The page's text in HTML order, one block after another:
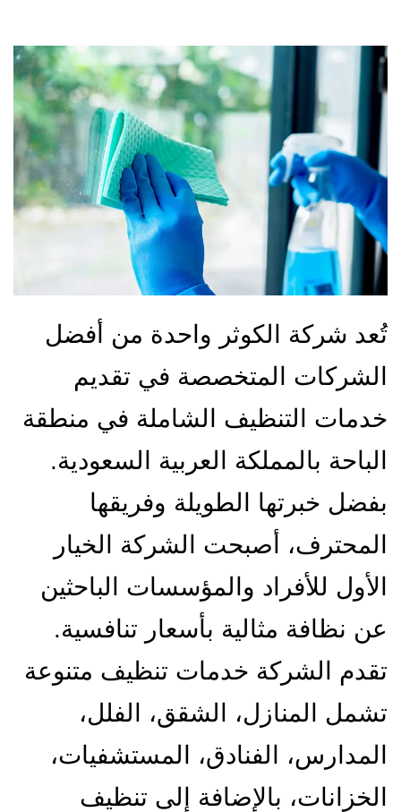
تُعد شركة الكوثر واحدة من أفضل
الشركات المتخصصة في تقديم
خدمات التنظيف الشاملة في منطقة
الباحة بالمملكة العربية السعودية.
بفضل خبرتها الطويلة وفريقها
المحترف، أصبحت الشركة الخيار
الأول للأفراد والمؤسسات الباحثين
عن نظافة مثالية بأسعار تنافسية.
تقدم الشركة خدمات تنظيف متنوعة
تشمل المنازل، الشقق، الفلل،
المدارس، الفنادق، المستشفيات،
الخزانات، بالإضافة إلى تنظيف